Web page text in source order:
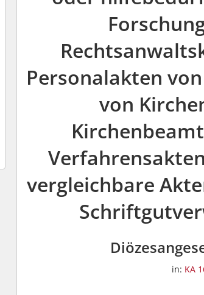
Personalakten
von
vergleichbare
in: KA